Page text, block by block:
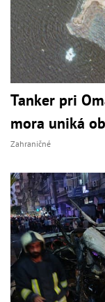
Tanker pri
mora uniká
Zahraničné